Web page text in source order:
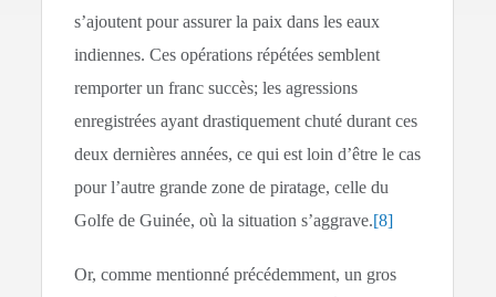
s’ajoutent pour assurer la paix dans les eaux
indiennes. Ces opérations répétées semblent
remporter un franc succès; les agressions
enregistrées ayant drastiquement chuté durant ces
deux dernières années, ce qui est loin d’être le cas
pour l’autre grande zone de piratage, celle du
Golfe de Guinée, où la situation s’aggrave.[8]
Or, comme mentionné précédemment, un gros